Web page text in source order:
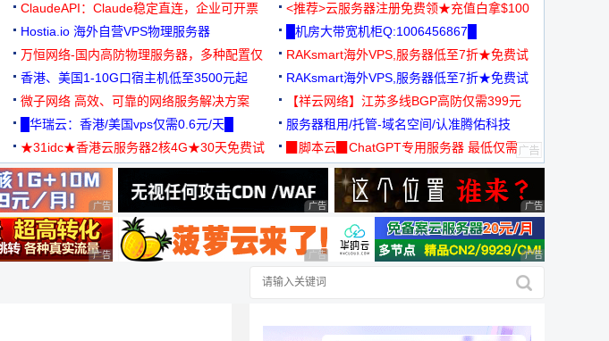
ClaudeAPI：Claude稳定直连，企业可开票
<推荐>云服务器注册免费领★充值白拿$100
Hostia.io 海外自营VPS物理服务器
█机房大带宽机柜Q:1006456867█
万恒网络-国内高防物理服务器，多种配置仅
99元/月起
RAKsmart海外VPS,服务器低至7折★免费试
用★
香港、美国1-10G口宿主机低至3500元起
RAKsmart海外VPS,服务器低至7折★免费试
用★
微子网络 高效、可靠的网络服务解决方案
【祥云网络】江苏多线BGP高防仅需399元
█华瑞云：香港/美国vps仅需0.6元/天█
服务器租用/托管-域名空间/认准腾佑科技
★31idc★香港云服务器2核4G★30天免费试
用◆
▉脚本云▉ChatGPT专用服务器 最低仅需
19元/月
广告 商业广告，理性选择 广告 商业广告，理性选择 广告 商业广告，理
广告 商业广告，理性选择 广告 商业广告，理性选择 广告 商业广告，理